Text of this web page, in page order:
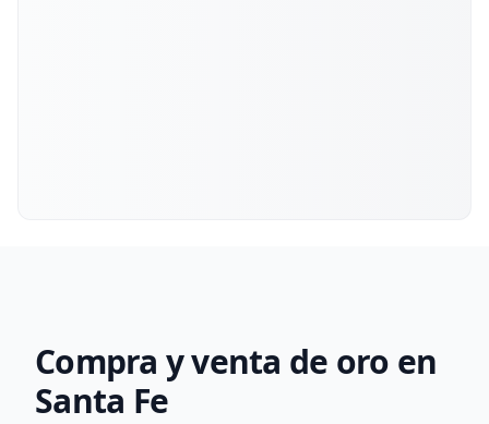
Compra y venta de oro en
Santa Fe